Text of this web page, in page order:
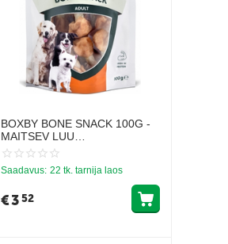
BOXBY BONE SNACK 100G -
MAITSEV LUU
TÄISKASVANUD KOERTELE
Saadavus: 22 tk. tarnija laos
€352